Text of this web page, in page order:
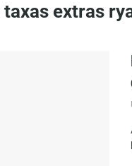
taxas extras